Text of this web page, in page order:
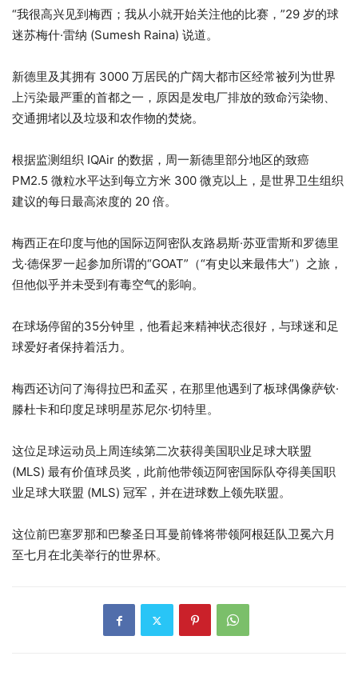
“我很高兴见到梅西；我从小就开始关注他的比赛，”29 岁的球
迷苏梅什·雷纳 (Sumesh Raina) 说道。
新德里及其拥有 3000 万居民的广阔大都市区经常被列为世界
上污染最严重的首都之一，原因是发电厂排放的致命污染物、
交通拥堵以及垃圾和农作物的焚烧。
根据监测组织 IQAir 的数据，周一新德里部分地区的致癌
PM2.5 微粒水平达到每立方米 300 微克以上，是世界卫生组织
建议的每日最高浓度的 20 倍。
梅西正在印度与他的国际迈阿密队友路易斯·苏亚雷斯和罗德里
戈·德保罗一起参加所谓的“GOAT”（“有史以来最伟大”）之旅，
但他似乎并未受到有毒空气的影响。
在球场停留的35分钟里，他看起来精神状态很好，与球迷和足
球爱好者保持着活力。
梅西还访问了海得拉巴和孟买，在那里他遇到了板球偶像萨钦·
滕杜卡和印度足球明星苏尼尔·切特里。
这位足球运动员上周连续第二次获得美国职业足球大联盟
(MLS) 最有价值球员奖，此前他带领迈阿密国际队夺得美国职
业足球大联盟 (MLS) 冠军，并在进球数上领先联盟。
这位前巴塞罗那和巴黎圣日耳曼前锋将带领阿根廷队卫冕六月
至七月在北美举行的世界杯。